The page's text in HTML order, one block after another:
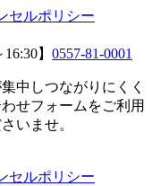
セルポリシー
】 0557-81-0001
中しつながりにくく
せフォームをご利用
いませ。
セルポリシー